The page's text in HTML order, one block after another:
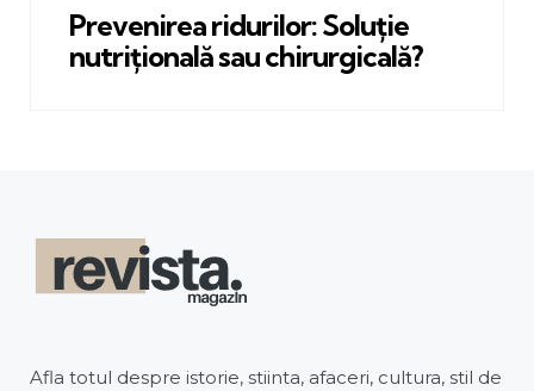
Prevenirea ridurilor: Soluție
nutrițională sau chirurgicală?
Afla totul despre istorie, stiinta, afaceri, cultura, stil de